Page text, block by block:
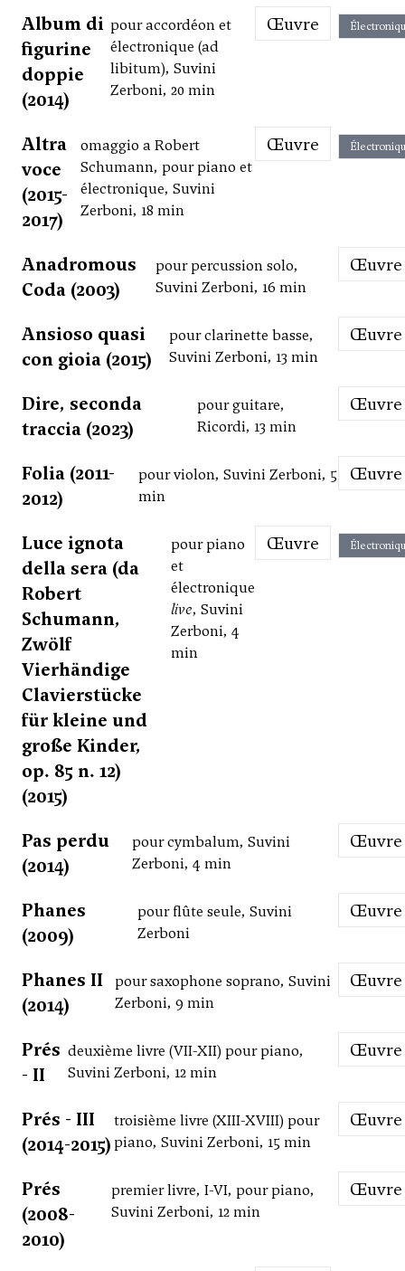
Album di
figurine
doppie
(2014)
pour accordéon et
électronique (ad
libitum), Suvini
Zerboni, 20 min
Œuvre
Altra
voce
(2015-
2017)
omaggio a Robert
Schumann, pour piano et
électronique, Suvini
Zerboni, 18 min
Œuvre
Anadromous
Coda (2003)
pour percussion solo,
Suvini Zerboni, 16 min
Œuvre
Ansioso quasi
con gioia (2015)
pour clarinette basse,
Suvini Zerboni, 13 min
Œuvre
Dire, seconda
traccia (2023)
pour guitare,
Ricordi, 13 min
Œuvre
Folia (2011-
2012)
pour violon, Suvini Zerboni, 5
min
Œuvre
Luce ignota
della sera (da
Robert
Schumann,
Zwölf
Vierhändige
Clavierstücke
für kleine und
große Kinder,
op. 85 n. 12)
(2015)
pour piano
et
électronique
live, Suvini
Zerboni, 4
min
Œuvre
Pas perdu
(2014)
pour cymbalum, Suvini
Zerboni, 4 min
Œuvre
Phanes
(2009)
pour flûte seule, Suvini
Zerboni
Œuvre
Phanes II
(2014)
pour saxophone soprano, Suvini
Zerboni, 9 min
Œuvre
Prés
- II
deuxième livre (VII-XII) pour piano,
Suvini Zerboni, 12 min
Œuvre
Prés - III
(2014-2015)
troisième livre (XIII-XVIII) pour
piano, Suvini Zerboni, 15 min
Œuvre
Prés
(2008-
2010)
premier livre, I-VI, pour piano,
Suvini Zerboni, 12 min
Œuvre